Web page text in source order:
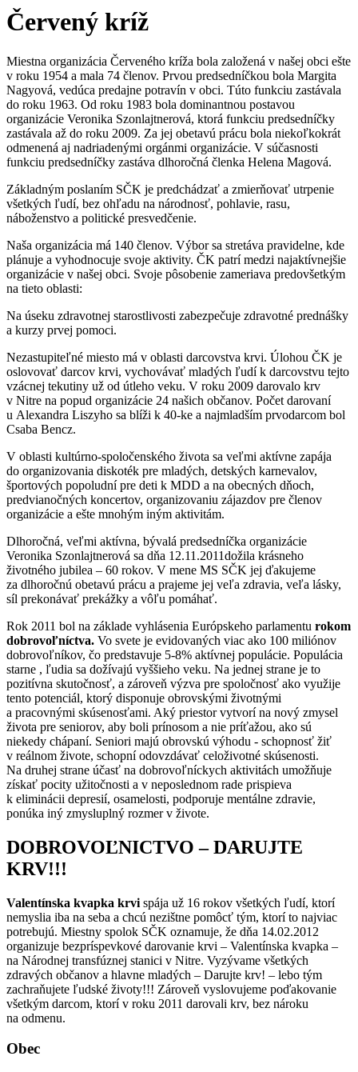
Červený kríž
Miestna organizácia Červeného kríža bola založená v našej obci ešte
v roku 1954 a mala 74 členov. Prvou predsedníčkou bola Margita
Nagyová, vedúca predajne potravín v obci. Túto funkciu zastávala
do roku 1963. Od roku 1983 bola dominantnou postavou
organizácie Veronika Szonlajtnerová, ktorá funkciu predsedníčky
zastávala až do roku 2009. Za jej obetavú prácu bola niekoľkokrát
odmenená aj nadriadenými orgánmi organizácie. V súčasnosti
funkciu predsedníčky zastáva dlhoročná členka Helena Magová.
Základným poslaním SČK je predchádzať a zmierňovať utrpenie
všetkých ľudí, bez ohľadu na národnosť, pohlavie, rasu,
náboženstvo a politické presvedčenie.
Naša organizácia má 140 členov. Výbor sa stretáva pravidelne, kde
plánuje a vyhodnocuje svoje aktivity. ČK patrí medzi najaktívnejšie
organizácie v našej obci. Svoje pôsobenie zameriava predovšetkým
na tieto oblasti:
Na úseku zdravotnej starostlivosti zabezpečuje zdravotné prednášky
a kurzy prvej pomoci.
Nezastupiteľné miesto má v oblasti darcovstva krvi. Úlohou ČK je
oslovovať darcov krvi, vychovávať mladých ľudí k darcovstvu tejto
vzácnej tekutiny už od útleho veku. V roku 2009 darovalo krv
v Nitre na popud organizácie 24 našich občanov. Počet darovaní
u Alexandra Liszyho sa blíži k 40-ke a najmladším prvodarcom bol
Csaba Bencz.
V oblasti kultúrno-spoločenského života sa veľmi aktívne zapája
do organizovania diskoték pre mladých, detských karnevalov,
športových popoludní pre deti k MDD a na obecných dňoch,
predvianočných koncertov, organizovaniu zájazdov pre členov
organizácie a ešte mnohým iným aktivitám.
Dlhoročná, veľmi aktívna, bývalá predsedníčka organizácie
Veronika Szonlajtnerová sa dňa 12.11.2011dožila krásneho
životného jubilea – 60 rokov. V mene MS SČK jej ďakujeme
za dlhoročnú obetavú prácu a prajeme jej veľa zdravia, veľa lásky,
síl prekonávať prekážky a vôľu pomáhať.
Rok 2011 bol na základe vyhlásenia Európskeho parlamentu rokom
dobrovoľníctva. Vo svete je evidovaných viac ako 100 miliónov
dobrovoľníkov, čo predstavuje 5-8% aktívnej populácie. Populácia
starne , ľudia sa dožívajú vyššieho veku. Na jednej strane je to
pozitívna skutočnosť, a zároveň výzva pre spoločnosť ako využije
tento potenciál, ktorý disponuje obrovskými životnými
a pracovnými skúsenosťami. Aký priestor vytvorí na nový zmysel
života pre seniorov, aby boli prínosom a nie príťažou, ako sú
niekedy chápaní. Seniori majú obrovskú výhodu - schopnosť žiť
v reálnom živote, schopní odovzdávať celoživotné skúsenosti.
Na druhej strane účasť na dobrovoľníckych aktivitách umožňuje
získať pocity užitočnosti a v neposlednom rade prispieva
k eliminácii depresií, osamelosti, podporuje mentálne zdravie,
ponúka iný zmysluplný rozmer v živote.
DOBROVOĽNICTVO – DARUJTE
KRV!!!
Valentínska kvapka krvi spája už 16 rokov všetkých ľudí, ktorí
nemyslia iba na seba a chcú nezištne pomôcť tým, ktorí to najviac
potrebujú. Miestny spolok SČK oznamuje, že dňa 14.02.2012
organizuje bezpríspevkové darovanie krvi – Valentínska kvapka –
na Národnej transfúznej stanici v Nitre. Vyzývame všetkých
zdravých občanov a hlavne mladých – Darujte krv! – lebo tým
zachraňujete ľudské životy!!! Zároveň vyslovujeme poďakovanie
všetkým darcom, ktorí v roku 2011 darovali krv, bez nároku
na odmenu.
Obec